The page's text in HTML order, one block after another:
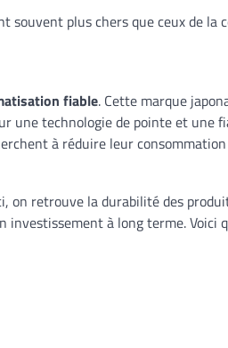
plus chers que ceux de
fiable. Cette marque
technologie de pointe et une
à réduire leur consommation
on retrouve la durabilité des
à long terme. Voici